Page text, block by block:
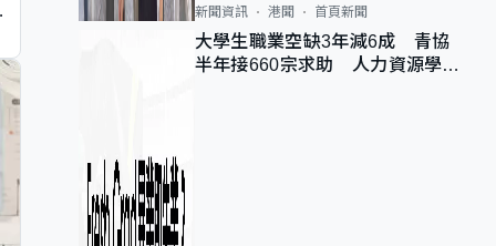
新聞資訊 港聞 首頁新聞
大學生職業空缺3年減6成 青協
半年接660宗求助 人力資源學